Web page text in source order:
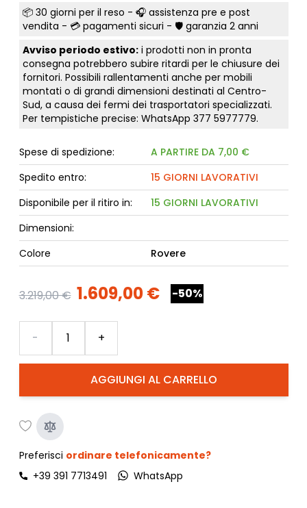
📦 30 giorni per il reso - 🎧 assistenza pre e post
vendita - 💳 pagamenti sicuri - 🛡️ garanzia 2 anni
Avviso periodo estivo:i prodotti non in pronta
consegna potrebbero subire ritardi per le chiusure dei
fornitori. Possibili rallentamenti anche per mobili
montati o di grandi dimensioni destinati al Centro-
Sud, a causa dei fermi dei trasportatori specializzati.
Per tempistiche precise: WhatsApp 377 5977779.
Spese di spedizione:
A PARTIRE DA 7,00 €
Spedito entro:
15 GIORNI LAVORATIVI
Disponibile per il ritiro in:
15 GIORNI LAVORATIVI
Dimensioni:
Colore
Rovere
3.219,00 € 1.609,00 € -50%
AGGIUNGI AL CARRELLO
- +
Preferisci ordinare telefonicamente?
+39 391 7713491
WhatsApp